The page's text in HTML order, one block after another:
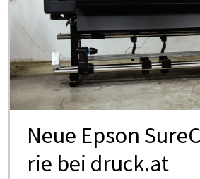
Neue Ep­son
rie bei druck.at